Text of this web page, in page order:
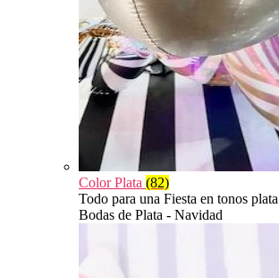
Color Plata (82)
Todo para una Fiesta en tonos
Bodas de Plata - Navidad